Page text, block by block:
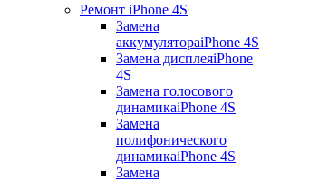
Ремонт iPhone 4S
Замена
аккумулятораiPhone 4S
Замена дисплеяiPhone
4S
Замена голосового
динамикаiPhone 4S
Замена
полифонического
динамикаiPhone 4S
Замена